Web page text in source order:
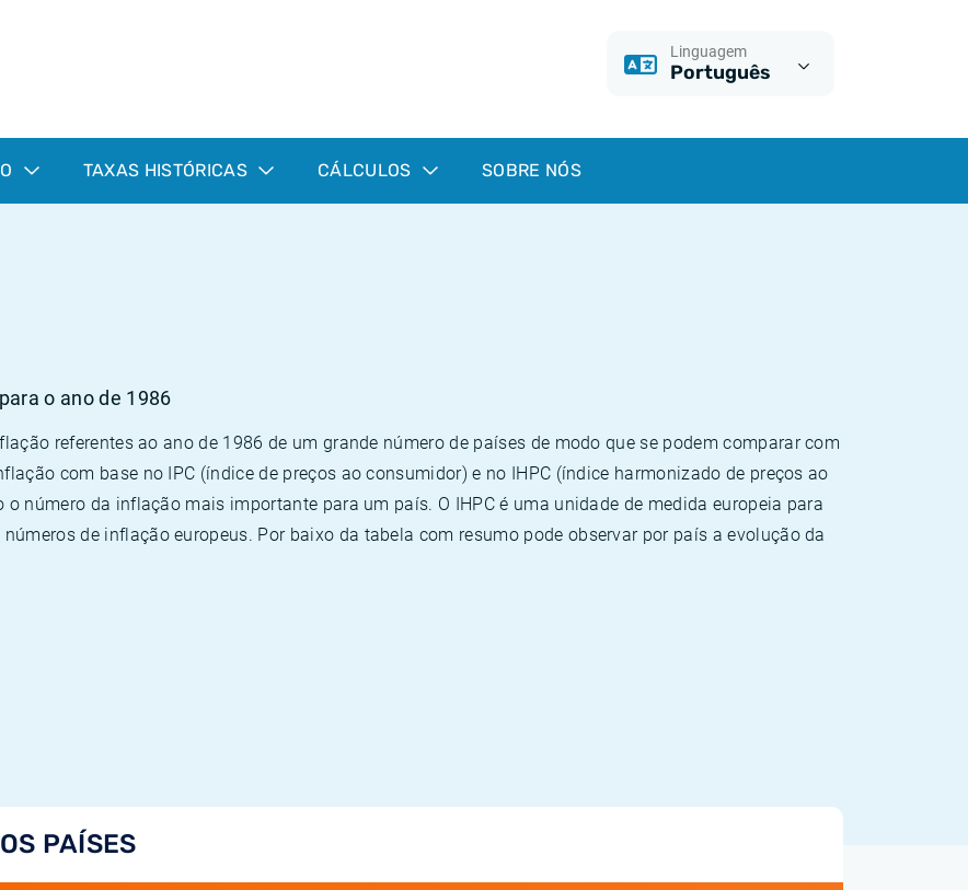
Linguagem
Português
TAXAS HISTÓRICAS CÁLCULOS SOBRE NÓS
o ano de 1986
referentes ao ano de 1986 de um grande número de países de modo que se podem comparar com
com base no IPC (índice de preços ao consumidor) e no IHPC (índice harmonizado de preços ao
número da inflação mais importante para um país. O IHPC é uma unidade de medida europeia para
de inflação europeus. Por baixo da tabela com resumo pode observar por país a evolução da
PAÍSES